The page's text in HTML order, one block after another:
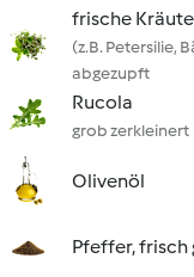
frische
(z.B. Petersilie,
abgezupft
Rucola
grob zerkleinert
Olivenöl
Pfeffer, frisch